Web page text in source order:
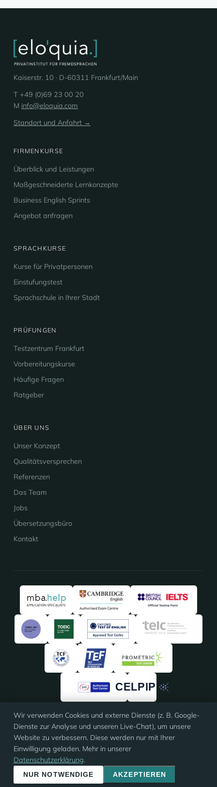
Kaiserstr. 10 · D-60311 Frankfurt/Main
T +49 (0)69 23 00 20
M info@eloquia.com
Standort und Anfahrt →
FIRMENKURSE
Überblick und Leistungen
Maßgeschneiderte Lernkonzepte
Business English Sprints
Angebot anfragen
SPRACHKURSE
Kurse für Privatpersonen
Einstufungstest
Sprachschule in Ihrer Stadt
PRÜFUNGEN
Testzentrum Frankfurt
Vorbereitungskurse
Häufige Fragen
Ratgeber
ÜBER UNS
Unser Konzept
Qualitätsversprechen
Referenzen
Das Team
Jobs
Übersetzungsbüro
Kontakt
★★★★★★★★★★
4,91/5 · 135 Bewertungen
auf
ProvenExpert
© 2026 Eloquia · ISO 9001 zertifiziert
Impressum·AGB·Datenschutz Cookie-Einstellungen
Wir verwenden Cookies und externe Dienste (z. B. Google-
Dienste zur Analyse und unseren Live-Chat), um unsere
Website zu verbessern. Diese werden nur mit Ihrer
Einwilligung geladen. Mehr in unserer
Datenschutzerklärung.
NUR NOTWENDIGE AKZEPTIEREN